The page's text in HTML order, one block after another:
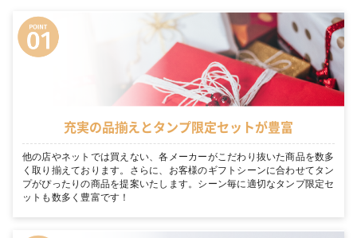
充実の品揃えとタンプ限定セットが豊富
他の店やネットでは買えない、各メーカーがこだわり抜いた商品を数多
く取り揃えております。さらに、お客様のギフトシーンに合わせてタン
プがぴったりの商品を提案いたします。シーン毎に適切なタンプ限定セ
ットも数多く豊富です！